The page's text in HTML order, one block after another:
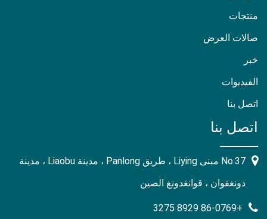
منتجات
صالات العرض
خبر
الفيديوات
اتصل بنا
اتصل بنا
No.37 مبنى Liying ، طريق Panlong ، مدينة Liaobu ، مدينة
دونغقوان ، قوانغدونغ الصين
+86-0769 8929 3275